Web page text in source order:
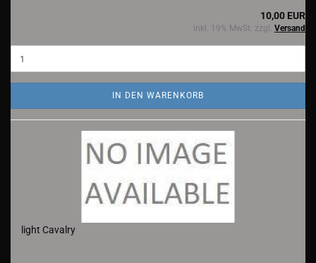
10,00 EUR
inkl. 19% MwSt. zzgl. Versand
IN DEN WARENKORB
light Cavalry